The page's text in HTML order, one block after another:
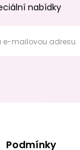
nabídky
e-mailovou adresu
Podmínky